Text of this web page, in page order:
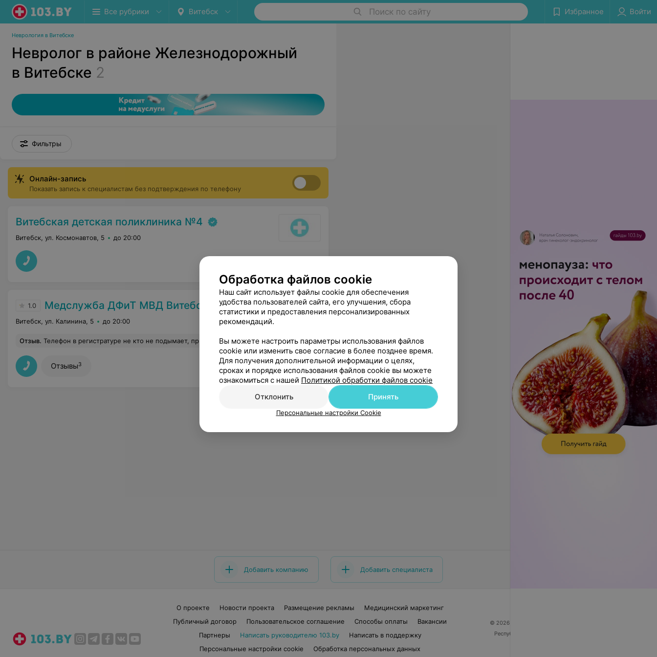
Все рубрики Витебск Поиск по сайту Избранное Войти
Неврология в Витебске
Невролог в районе Железнодорожный
в Витебске 2
Фильтры
Онлайн-запись
Показать запись к специалистам без подтверждения по телефону
Витебская детская поликлиника №4
Витебск, ул. Космонавтов, 5 до 20:00
1.0 Медслужба ДФиТ МВД Витебска
Витебск, ул. Калинина, 5 до 20:00
Отзыв. Телефон в регистратуре не кто не подымает, приходится ездить в поликлинику чтобы взять талон к врачу. Еще
Отзывы3
Добавить компанию Добавить специалиста
О проекте Новости проекта Размещение рекламы
Медицинский маркетинг
Публичный договор
Пользовательское соглашение Способы оплаты
Вакансии
Партнеры
Написать руководителю 103.by
Написать в поддержку
Персональные настройки cookie
Обработка персональных данных
© 2026 ООО «Артокс Лаб», УНП 191700409
Республика Беларусь, г. Минск, улица Толбухина, 2,
Обработка файлов cookie
Наш сайт использует файлы cookie для обеспечения
удобства пользователей сайта, его улучшения, сбора
статистики и предоставления персонализированных
рекомендаций.
Вы можете настроить параметры использования файлов
cookie или изменить свое согласие в более позднее время.
Для получения дополнительной информации о целях,
сроках и порядке использования файлов cookie вы можете
ознакомиться с нашей Политикой обработки файлов cookie
Отклонить
Принять
Персональные настройки Cookie